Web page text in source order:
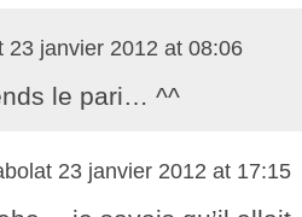
23 janvier 2012 at 08:06
le pari… ^^
23 janvier 2012 at 17:15